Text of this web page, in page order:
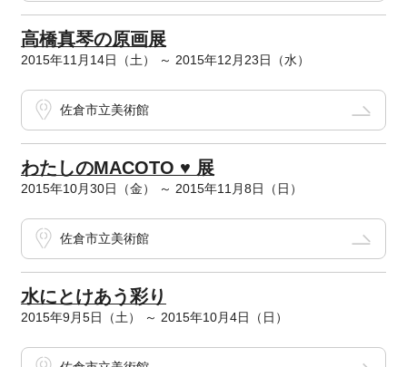
高橋真琴の原画展
2015年11月14日（土） ～ 2015年12月23日（水）
佐倉市立美術館
わたしのMACOTO ♥ 展
2015年10月30日（金） ～ 2015年11月8日（日）
佐倉市立美術館
水にとけあう彩り
2015年9月5日（土） ～ 2015年10月4日（日）